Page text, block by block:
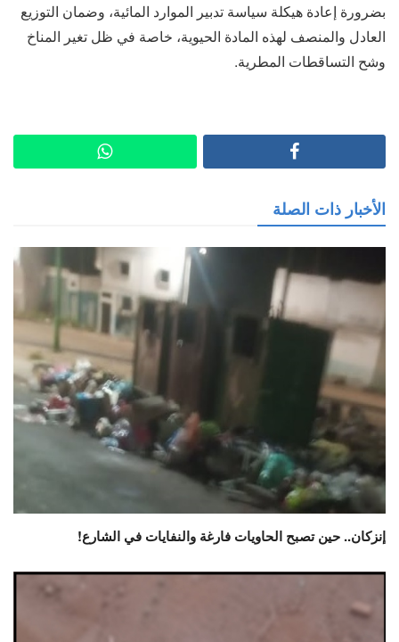
بضرورة إعادة هيكلة سياسة تدبير الموارد المائية، وضمان التوزيع
العادل والمنصف لهذه المادة الحيوية، خاصة في ظل تغير المناخ
وشح التساقطات المطرية.
الأخبار ذات الصلة
إنزكان.. حين تصبح الحاويات فارغة والنفايات في الشارع!